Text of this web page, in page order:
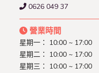
0626 049 37
營業時間
星期一： 10:00 ~ 17:00
星期二： 10:00 ~ 17:00
星期三： 10:00 ~ 17:00